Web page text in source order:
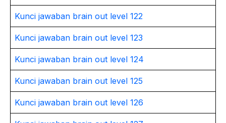
Kunci jawaban brain out level 122
Kunci jawaban brain out level 123
Kunci jawaban brain out level 124
Kunci jawaban brain out level 125
Kunci jawaban brain out level 126